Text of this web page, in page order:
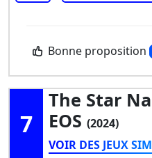
Bonne proposition
7
The Star
EOS (2024)
VOIR DES JEUX